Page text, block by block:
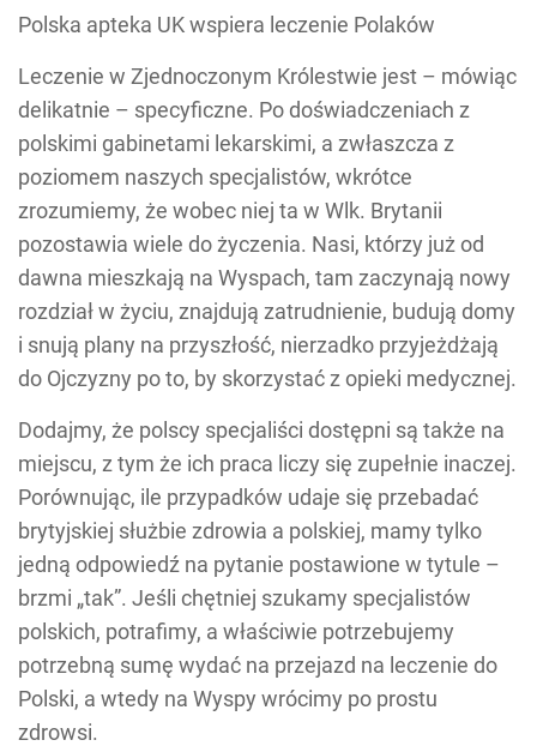
Polska apteka UK wspiera leczenie Polaków
Leczenie w Zjednoczonym Królestwie jest – mówiąc
delikatnie – specyficzne. Po doświadczeniach z
polskimi gabinetami lekarskimi, a zwłaszcza z
poziomem naszych specjalistów, wkrótce
zrozumiemy, że wobec niej ta w Wlk. Brytanii
pozostawia wiele do życzenia. Nasi, którzy już od
dawna mieszkają na Wyspach, tam zaczynają nowy
rozdział w życiu, znajdują zatrudnienie, budują domy
i snują plany na przyszłość, nierzadko przyjeżdżają
do Ojczyzny po to, by skorzystać z opieki medycznej.
Dodajmy, że polscy specjaliści dostępni są także na
miejscu, z tym że ich praca liczy się zupełnie inaczej.
Porównując, ile przypadków udaje się przebadać
brytyjskiej służbie zdrowia a polskiej, mamy tylko
jedną odpowiedź na pytanie postawione w tytule –
brzmi „tak”. Jeśli chętniej szukamy specjalistów
polskich, potrafimy, a właściwie potrzebujemy
potrzebną sumę wydać na przejazd na leczenie do
Polski, a wtedy na Wyspy wrócimy po prostu
zdrowsi.